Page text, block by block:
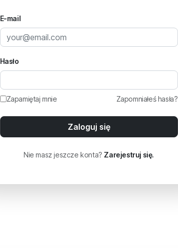
E-mail
Hasło
Zapamiętaj mnie Zapomniałeś hasła?
Zaloguj się
Nie masz jeszcze konta? Zarejestruj się.